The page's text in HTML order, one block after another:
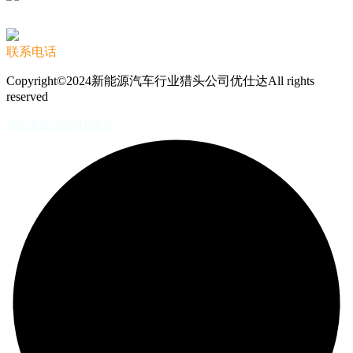
联系电话
Copyright©2024新能源汽车行业猎头公司优仕达All rights
reserved